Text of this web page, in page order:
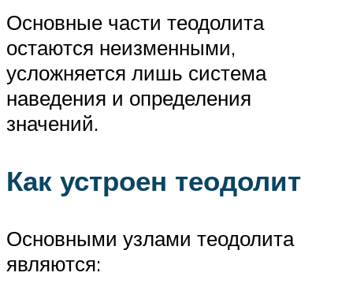
Основные части теодолита
остаются неизменными,
усложняется лишь система
наведения и определения
значений.
Как устроен теодолит
Основными узлами теодолита
являются: